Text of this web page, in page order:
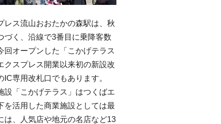
ス流山おおたかの森駅は、秋
づく、沿線で3番目に乗降客数
回オープンした「こかげテラス
クスプレス開業以来初の新設改
IC専用改札口でもあります。
「こかげテラス」はつくばエ
を活用した商業施設としては最
は、人気店や地元の名店など13